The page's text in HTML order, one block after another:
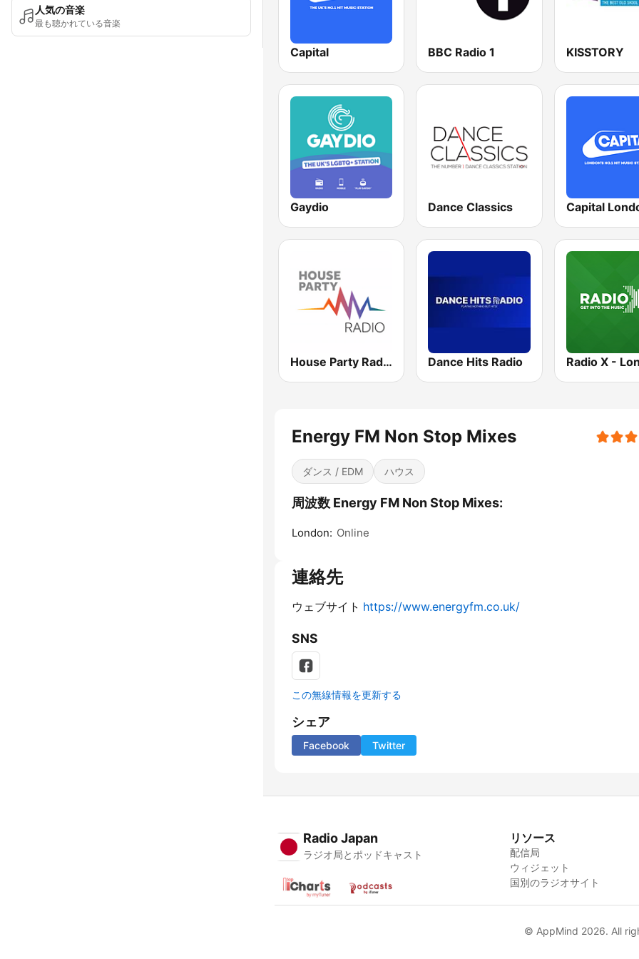
人気の音楽
最も聴かれている音楽
Capital BBC Radio 1 KISSTORY
Gaydio Dance Classics Capital
House Party Radio Dance Hits Radio Radio X -
Energy FM Non Stop Mixes
ダンス / EDM ハウス
周波数 Energy FM Non Stop Mixes:
London: Online
連絡先
ウェブサイト https://www.energyfm.co.uk/
SNS
この無線情報を更新する
シェア
Facebook Twitter
Radio Japan
ラジオ局とポッドキャスト
リソース
配信局
ウィジェット
国別のラジオサイト
© AppMind 2026. All